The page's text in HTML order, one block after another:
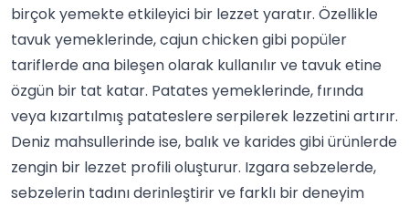
birçok yemekte etkileyici bir lezzet yaratır. Özellikle
tavuk yemeklerinde, cajun chicken gibi popüler
tariflerde ana bileşen olarak kullanılır ve tavuk etine
özgün bir tat katar. Patates yemeklerinde, fırında
veya kızartılmış patateslere serpilerek lezzetini artırır.
Deniz mahsullerinde ise, balıkve karides gibi ürünlerde
zengin bir lezzet profili oluşturur. Izgarasebzelerde,
sebzelerin tadını derinleştirir ve farklı bir deneyim